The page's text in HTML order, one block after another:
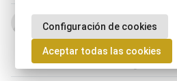
Miguel Aguado de la Sierra
1842 - 6.III.1896
Académico, ca de la Real
San Fernando|Arquitecto, ta
Configuración de cookies
Aceptar todas las cookies